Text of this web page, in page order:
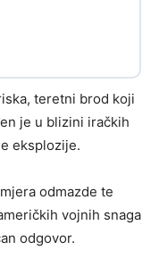
teretni brod koji
je u blizini iračkih
eksplozije.
odmazde te
vojnih snaga
odgovor.